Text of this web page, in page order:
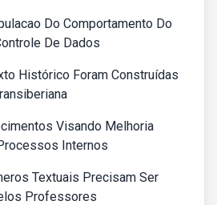
Do Comportamento Do
De Dados
Histórico Foram Construídas
Visando Melhoria
Internos
Textuais Precisam Ser
Professores